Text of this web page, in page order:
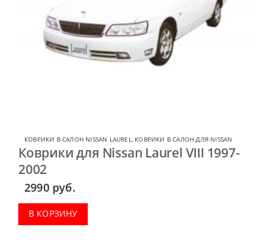
КОВРИКИ В САЛОН NISSAN LAUREL КОВРИКИ В САЛОН ДЛЯ NISSAN
Коврики для Nissan Laurel VIII 1997-
2002
2990 руб.
В КОРЗИНУ